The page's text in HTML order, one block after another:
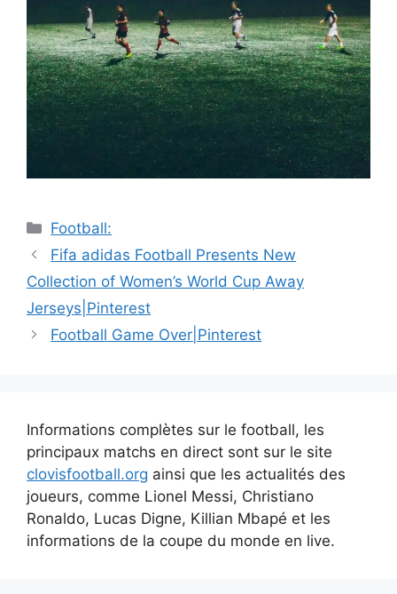
Catégories
Football:
Navigation
des
Fifa adidas Football Presents New
Collection of Women’s World Cup Away
Jerseys|Pinterest
Football Game Over|Pinterest
Informations complètes sur le football, les
principaux matchs en direct sont sur le site
clovisfootball.org ainsi que les actualités des
joueurs, comme Lionel Messi, Christiano
Ronaldo, Lucas Digne, Killian Mbapé et les
informations de la coupe du monde en live.